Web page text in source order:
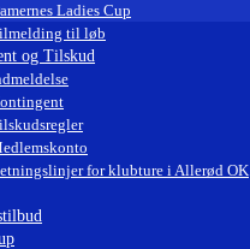
Ladies Cup
til løb
og Tilskud
for klubture i Allerød OK